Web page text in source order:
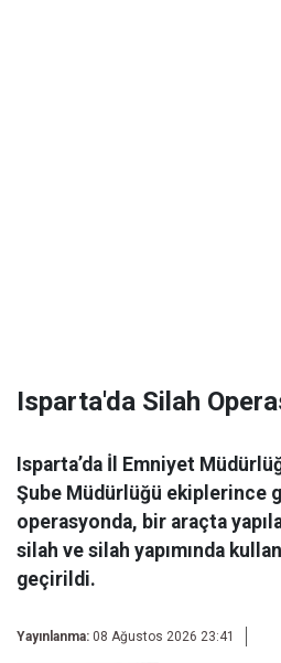
Isparta'da Silah
Isparta’da İl Emniyet
Şube Müdürlüğü ekiplerince
operasyonda, bir araçta
silah ve silah yapımında
geçirildi.
Yayınlanma: 08 Ağustos 2026 23:41